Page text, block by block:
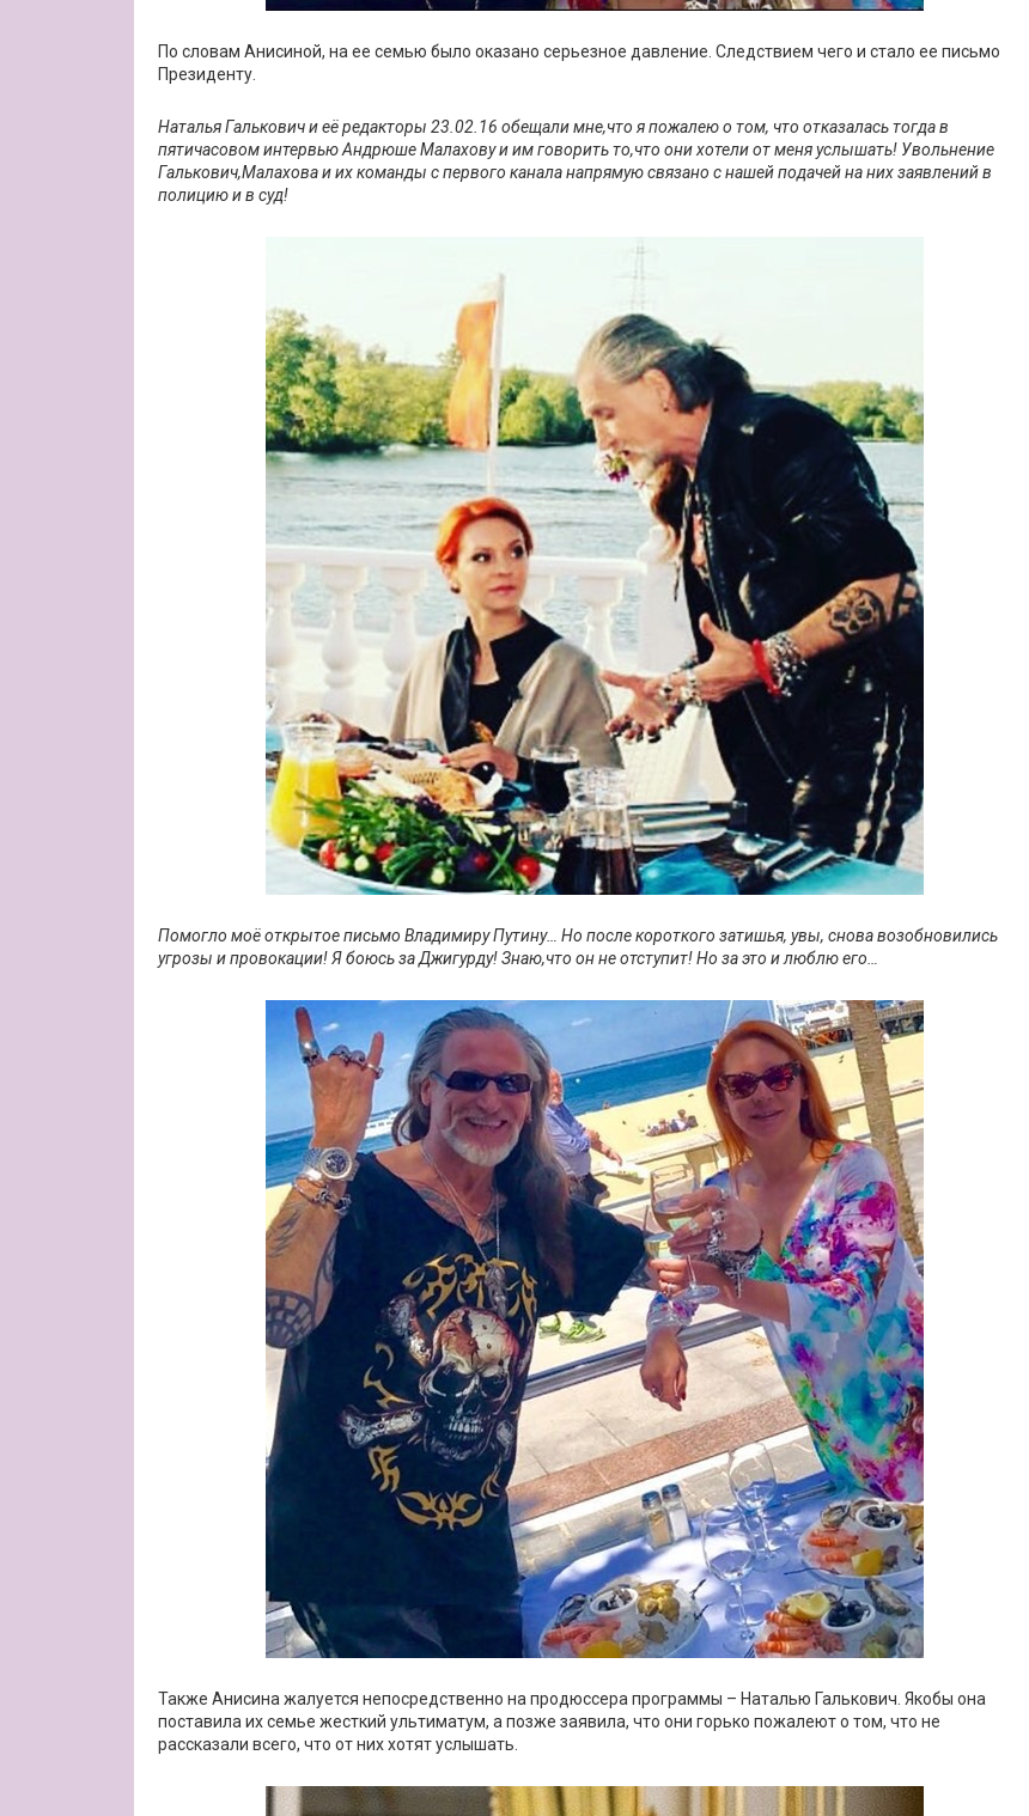
По словам Анисиной, на ее семью было оказано серьезное давление. Следствием чего и стало ее письмо
Президенту.
Наталья Галькович и её редакторы 23.02.16 обещали мне,что я пожалею о том, что отказалась тогда в
пятичасовом интервью Андрюше Малахову и им говорить то,что они хотели от меня услышать! Увольнение
Галькович,Малахова и их команды с первого канала напрямую связано с нашей подачей на них заявлений в
полицию и в суд!
Помогло моё открытое письмо Владимиру Путину… Но после короткого затишья, увы, снова возобновились
угрозы и провокации! Я боюсь за Джигурду! Знаю,что он не отступит! Но за это и люблю его…
Также Анисина жалуется непосредственно на продюссера программы – Наталью Галькович. Якобы она
поставила их семье жесткий ультиматум, а позже заявила, что они горько пожалеют о том, что не
рассказали всего, что от них хотят услышать.